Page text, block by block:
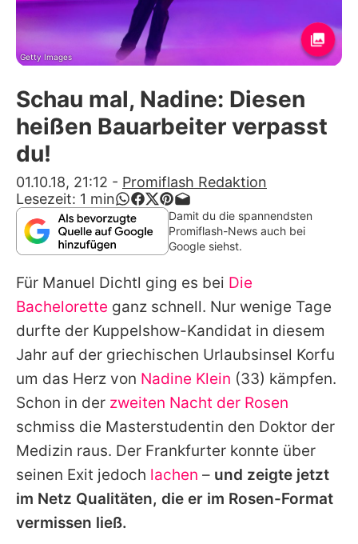
Familie & Liebe
Promiflash Exklusiv
Alle Themen auf Promiflash
App runterladen
Team
Redaktionelle Richtlinien
Impressum
Datenschutzerklärung
Nutzungsbedingungen
Utiq verwalten
Getty Images
Schau mal, Nadine: Diesen
heißen Bauarbeiter verpasst
du!
01.10.18, 21:12 - Promiflash Redaktion
Lesezeit: 1 min
Damit du die spannendsten
Promiflash-News auch bei
Google siehst.
Für Manuel Dichtl ging es bei Die
Bachelorette ganz schnell. Nur wenige Tage
durfte der Kuppelshow-Kandidat in diesem
Jahr auf der griechischen Urlaubsinsel Korfu
um das Herz von Nadine Klein (33) kämpfen.
Schon in der zweiten Nacht der Rosen
schmiss die Masterstudentin den Doktor der
Medizin raus. Der Frankfurter konnte über
seinen Exit jedoch lachen – und zeigte jetzt
im Netz Qualitäten, die er im Rosen-Format
vermissen ließ.